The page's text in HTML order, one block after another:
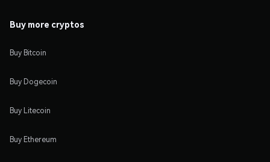
Buy more cryptos
Buy Bitcoin
Buy Dogecoin
Buy Litecoin
Buy Ethereum